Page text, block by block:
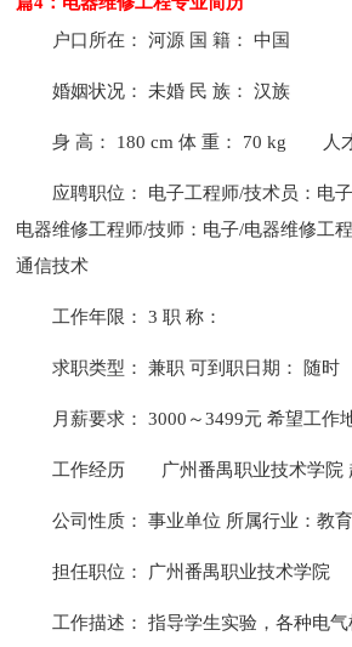
户口所在： 河源 国 籍： 中国
婚姻状况： 未婚 民 族： 汉族
身 高： 180 cm 体 重： 70 kg 人
应聘职位： 电子工程师/技术员：电
电器维修工程师/技师：电子/电器维修工
通信技术
工作年限： 3 职 称：
求职类型： 兼职 可到职日期： 随时
月薪要求： 3000～3499元 希望工作
工作经历 广州番禺职业技术学院
公司性质： 事业单位 所属行业：教
担任职位： 广州番禺职业技术学院
工作描述： 指导学生实验，各种电气